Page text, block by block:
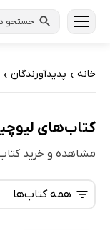
جستجو
خانه › پدیدآورندگان ›
کتاب‌های
مشاهده و خرید
همه کتاب‌ها